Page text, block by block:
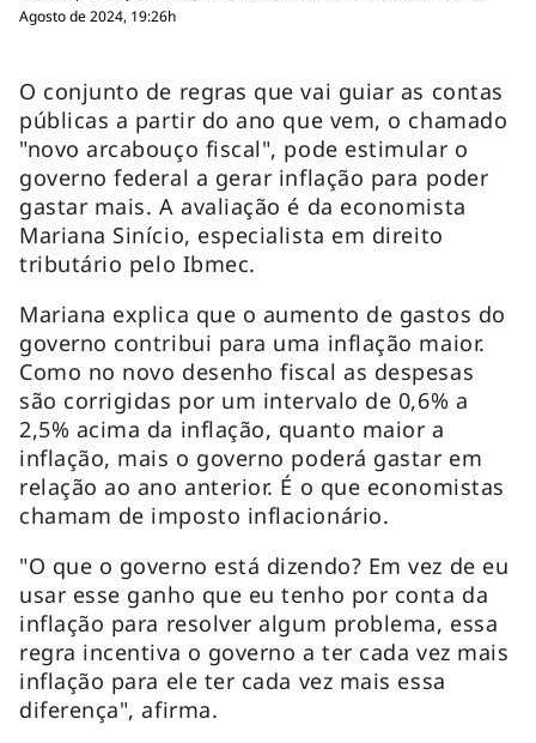
Agosto de 2024, 19:26h
O conjunto de regras que vai guiar as contas
públicas a partir do ano que vem, o chamado
"novo arcabouço fiscal", pode estimular o
governo federal a gerar inflação para poder
gastar mais. A avaliação é da economista
Mariana Sinício, especialista em direito
tributário pelo Ibmec.
Mariana explica que o aumento de gastos do
governo contribui para uma inflação maior.
Como no novo desenho fiscal as despesas
são corrigidas por um intervalo de 0,6% a
2,5% acima da inflação, quanto maior a
inflação, mais o governo poderá gastar em
relação ao ano anterior. É o que economistas
chamam de imposto inflacionário.
"O que o governo está dizendo? Em vez de eu
usar esse ganho que eu tenho por conta da
inflação para resolver algum problema, essa
regra incentiva o governo a ter cada vez mais
inflação para ele ter cada vez mais essa
diferença", afirma.